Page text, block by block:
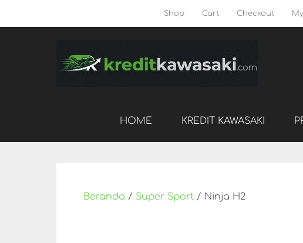
Shop Cart Checkout
HOME KREDIT KAWASAKI
Beranda / Super Sport / Ninja H2